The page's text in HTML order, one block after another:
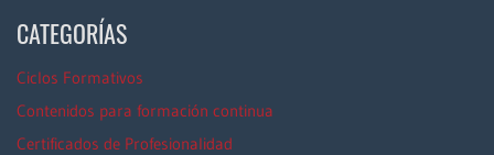
CATEGORÍAS
Ciclos Formativos
Contenidos para formación continua
Certificados de Profesionalidad